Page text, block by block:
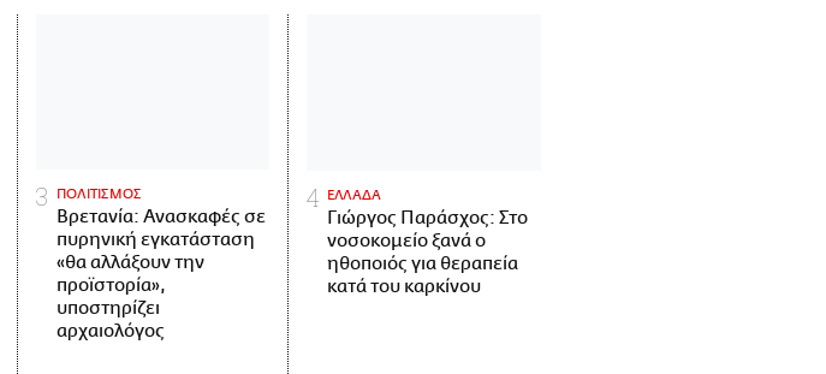
ΠΟΛΙΤΙΣΜΟΣ
Βρετανία: Ανασκαφές σε
πυρηνική εγκατάσταση
«θα αλλάξουν την
προϊστορία»,
υποστηρίζει
αρχαιολόγος
ΕΛΛΑΔΑ
Γιώργος Παράσχος: Στο
νοσοκομείο ξανά ο
ηθοποιός για θεραπεία
κατά του καρκίνου